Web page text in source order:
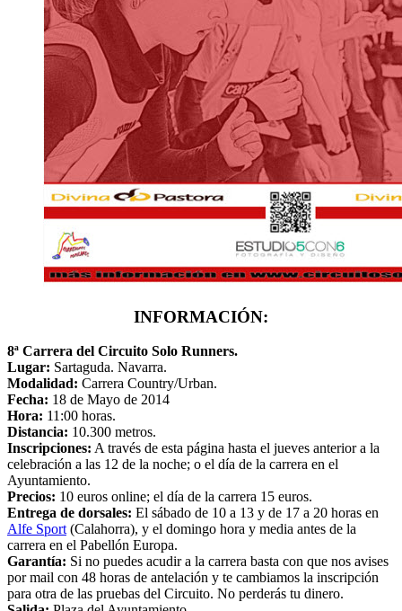
INFORMACIÓN:
8ª Carrera del Circuito Solo Runners.
Lugar: Sartaguda. Navarra.
Modalidad: Carrera Country/Urban.
Fecha: 18 de Mayo de 2014
Hora: 11:00 horas.
Distancia: 10.300 metros.
Inscripciones: A través de esta página hasta el jueves anterior a la
celebración a las 12 de la noche; o el día de la carrera en el
Ayuntamiento.
Precios: 10 euros online; el día de la carrera 15 euros.
Entrega de dorsales: El sábado de 10 a 13 y de 17 a 20 horas en
Alfe Sport (Calahorra), y el domingo hora y media antes de la
carrera en el Pabellón Europa.
Garantía: Si no puedes acudir a la carrera basta con que nos avises
por mail con 48 horas de antelación y te cambiamos la inscripción
para otra de las pruebas del Circuito. No perderás tu dinero.